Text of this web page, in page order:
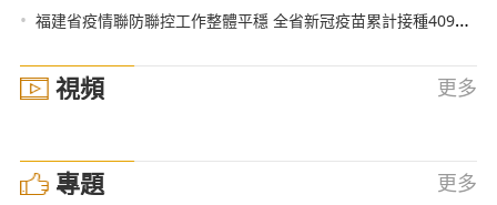
• 福建省疫情聯防聯控工作整體平穩 全省新冠疫苗累計接種409190人次
視頻 更多
專題 更多